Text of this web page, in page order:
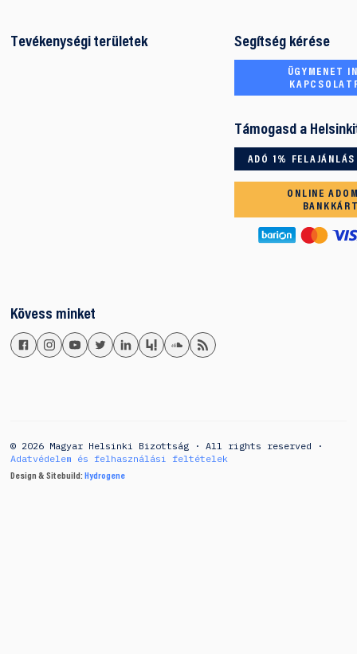
Tevékenységi területek Segítség kérése
ÜGYMENET
Támogasd a
ADÓ 1% FELAJÁNLÁS
ONLINE
Kövess minket
© 2026 Magyar Helsinki Bizottság · All rights reserved ·
Adatvédelem és felhasználási feltételek
Design & Sitebuild: Hydrogene